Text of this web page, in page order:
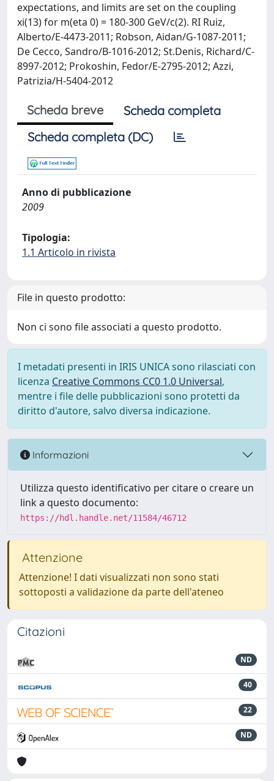
expectations, and limits are set on the coupling
xi(13) for m(eta 0) = 180-300 GeV/c(2). RI Ruiz,
Alberto/E-4473-2011; Robson, Aidan/G-1087-2011;
De Cecco, Sandro/B-1016-2012; St.Denis, Richard/C-
8997-2012; Prokoshin, Fedor/E-2795-2012; Azzi,
Patrizia/H-5404-2012
Scheda breve
Scheda completa
Scheda completa (DC)
Anno di pubblicazione
2009
Tipologia:
1.1 Articolo in rivista
File in questo prodotto:
Non ci sono file associati a questo prodotto.
I metadati presenti in IRIS UNICA sono rilasciati con
licenza Creative Commons CC0 1.0 Universal,
mentre i file delle pubblicazioni sono protetti da
diritto d'autore, salvo diversa indicazione.
Informazioni
Utilizza questo identificativo per citare o creare un
link a questo documento:
https://hdl.handle.net/11584/46712
Attenzione
Attenzione! I dati visualizzati non sono stati
sottoposti a validazione da parte dell'ateneo
Citazioni
ND
40
22
ND